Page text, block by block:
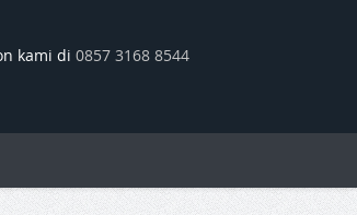
kami di 0857 3168 8544